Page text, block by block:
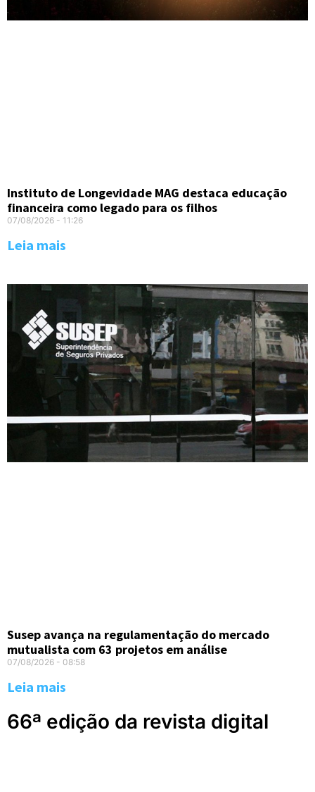
Instituto de Longevidade MAG destaca educação
financeira como legado para os filhos
07/08/2026 11:26
Leia mais
Susep avança na regulamentação do mercado
mutualista com 63 projetos em análise
07/08/2026 08:58
Leia mais
66ª edição da revista digital